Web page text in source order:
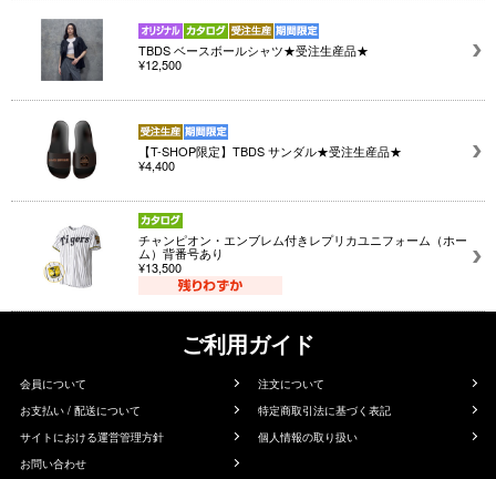
TBDS ベースボールシャツ★受注生産品★
¥12,500
【T-SHOP限定】TBDS サンダル★受注生産品★
¥4,400
チャンピオン・エンブレム付きレプリカユニフォーム（ホー
ム）背番号あり
¥13,500
ご利用ガイド
会員について
注文について
お支払い / 配送について
特定商取引法に基づく表記
サイトにおける運営管理方針
個人情報の取り扱い
お問い合わせ